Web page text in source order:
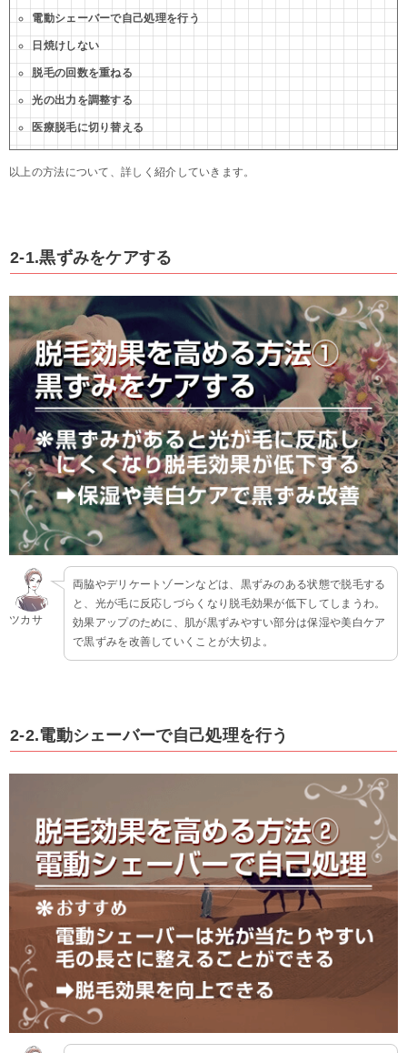
電動シェーバーで自己処理を行う
日焼けしない
脱毛の回数を重ねる
光の出力を調整する
医療脱毛に切り替える
以上の方法について、詳しく紹介していきます。
2-1.黒ずみをケアする
ツカサ
両脇やデリケートゾーンなどは、黒ずみのある状態で脱毛する
と、光が毛に反応しづらくなり脱毛効果が低下してしまうわ。
効果アップのために、肌が黒ずみやすい部分は保湿や美白ケア
で黒ずみを改善していくことが大切よ。
2-2.電動シェーバーで自己処理を行う